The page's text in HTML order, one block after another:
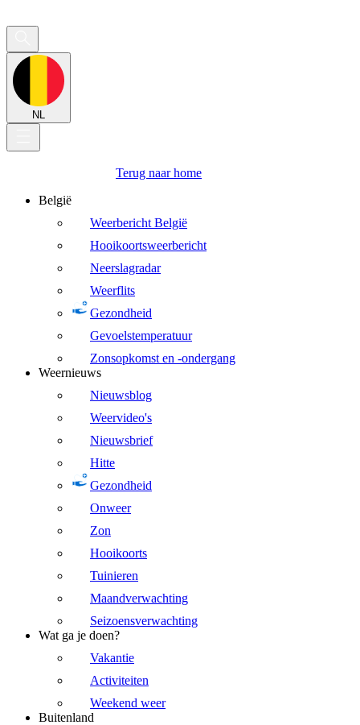
NL
Terug naar home
België
Weerbericht België
Hooikoortsweerbericht
Neerslagradar
Weerflits
Gezondheid
Gevoelstemperatuur
Zonsopkomst en -ondergang
Weernieuws
Nieuwsblog
Weervideo's
Nieuwsbrief
Hitte
Gezondheid
Onweer
Zon
Hooikoorts
Tuinieren
Maandverwachting
Seizoensverwachting
Wat ga je doen?
Vakantie
Activiteiten
Weekend weer
Buitenland